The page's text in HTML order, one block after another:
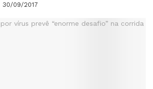
30/09/2017